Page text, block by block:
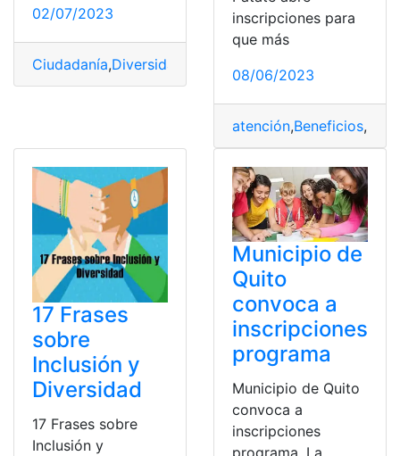
02/07/2023
Ciudadanía,Diversidad
inscripciones para
que más
08/06/2023
atención,Beneficios,
17 Frases
sobre
Inclusión y
Diversidad
17 Frases sobre
Inclusión y
Municipio de
Quito
convoca a
inscripciones
programa
Municipio de Quito
convoca a
inscripciones